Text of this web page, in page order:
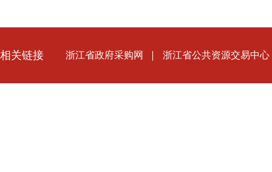
相关链接 浙江省政府采购网 浙江省公共资源交易中心